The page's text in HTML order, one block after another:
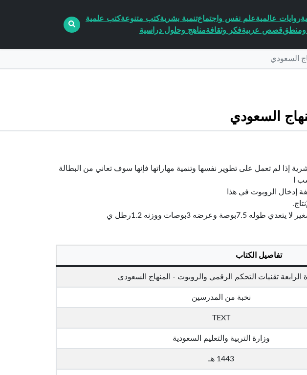
روايات عالميةعلم نفس واجتماعتنمية بشريةكتب متنوعةكتب علمية
قصص عربيةفكر وثقافةمناهج وحلول دراسية
السعودي
السعودي
إذا لم تعمل على تطوير نفسها وتنمية مهاراتها فإنها سوف تعاني من البطالة
ا
إدخال الروبوت في هذا
تفاصيل الكتاب
الرابعة تقنيات التحكم الرقمي والروبوت - المنهاج السعودي
نخبة من المدرسين
TEXT
وزارة التربية والتعليم السعودية
1443 هـ